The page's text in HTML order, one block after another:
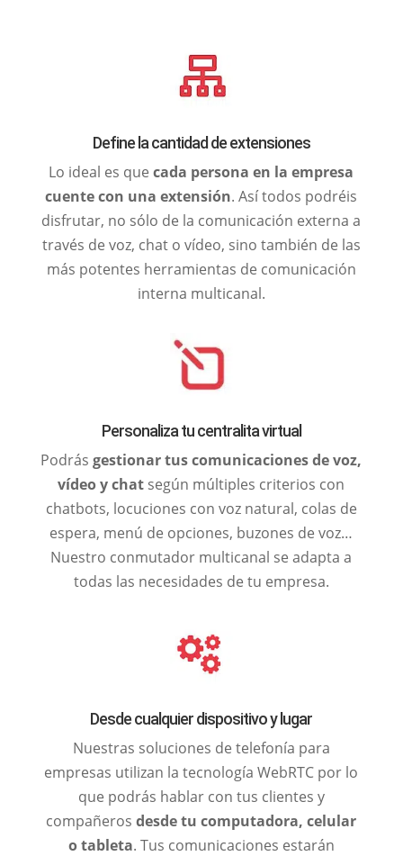
Define la cantidad de extensiones
Lo ideal es quecada persona en la empresa
cuente con una extensión. Así todos podréis
disfrutar, no sólo de la comunicación externa a
través de voz, chat o vídeo, sino también de las
más potentes herramientas de comunicación
interna multicanal.
Personaliza tu centralita virtual
Podrásgestionar tus comunicaciones de voz,
vídeo y chat según múltiples criterios con
chatbots, locuciones con voz natural, colas de
espera, menú de opciones, buzones de voz…
Nuestro conmutador multicanal se adapta a
todas las necesidades de tu empresa.
Desde cualquier dispositivo y lugar
Nuestras soluciones de telefonía para
empresas utilizan la tecnología WebRTC por lo
que podrás hablar con tus clientes y
compañerosdesde tu computadora, celular
o tableta. Tus comunicaciones estarán